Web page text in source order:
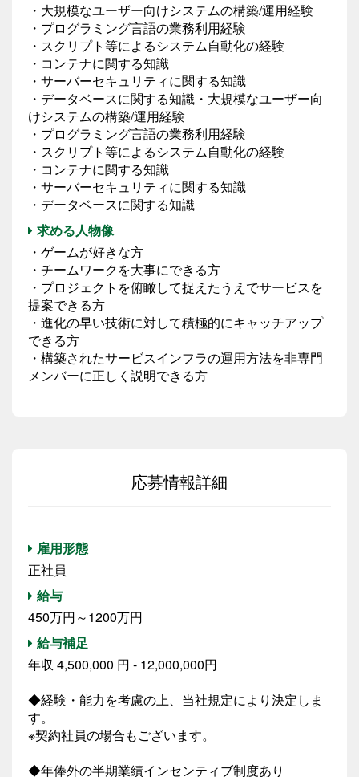
・大規模なユーザー向けシステムの構築/運用経験
・プログラミング言語の業務利用経験
・スクリプト等によるシステム自動化の経験
・コンテナに関する知識
・サーバーセキュリティに関する知識
・データベースに関する知識・大規模なユーザー向
けシステムの構築/運用経験
・プログラミング言語の業務利用経験
・スクリプト等によるシステム自動化の経験
・コンテナに関する知識
・サーバーセキュリティに関する知識
・データベースに関する知識
求める人物像
・ゲームが好きな方
・チームワークを大事にできる方
・プロジェクトを俯瞰して捉えたうえでサービスを
提案できる方
・進化の早い技術に対して積極的にキャッチアップ
できる方
・構築されたサービスインフラの運用方法を非専門
メンバーに正しく説明できる方
応募情報詳細
雇用形態
正社員
給与
450万円～1200万円
給与補足
年収 4,500,000 円 - 12,000,000円
◆経験・能力を考慮の上、当社規定により決定しま
す。
※契約社員の場合もございます。
◆年俸外の半期業績インセンティブ制度あり